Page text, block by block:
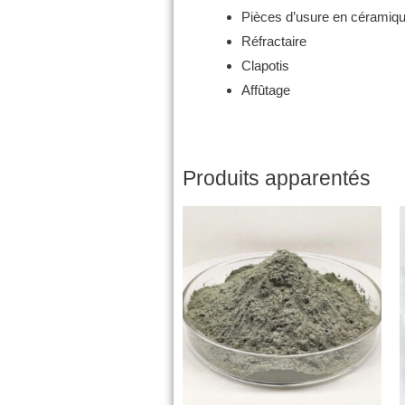
Pièces d’usure en
Réfractaire
Clapotis
Affûtage
Produits apparentés